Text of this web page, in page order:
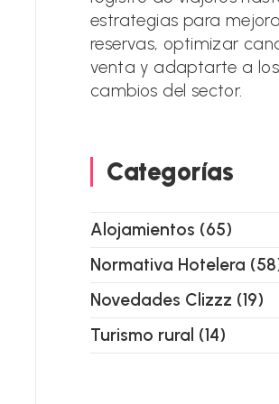
estrategias para
reservas, optimizar
venta y adaptarte a los
cambios del sector.
Categorías
Alojamientos (65)
Normativa Hotelera
Novedades Clizzz (19)
Turismo rural (14)